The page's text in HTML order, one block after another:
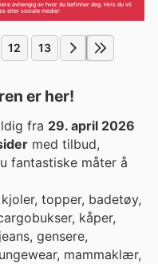
avhengig av hvor du befinner deg. Hvis du vil
eller sosiale medier.
12 13
er her!
fra 29. april 2026
med tilbud,
fantastiske måter å
topper, badetøy,
kåper,
gensere,
mammaklær,